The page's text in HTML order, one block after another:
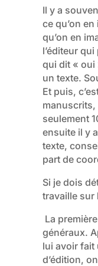
Il y a
ce qu’on en
qu’on en
l’éditeur
qui dit « oui
un texte. S
Et puis,
manuscrits,
seulement
ensuite il y
texte,
part de
Si je dois
travaille sur
La
généraux.
lui avoir fait
d’édition,